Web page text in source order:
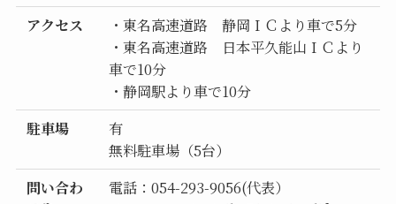
アクセス
・東名高速道路 静岡ＩＣより車で5分
・東名高速道路 日本平久能山ＩＣより
車で10分
・静岡駅より車で10分
駐車場
有
無料駐車場（5台）
問い合わ
電話：054-293-9056(代表）